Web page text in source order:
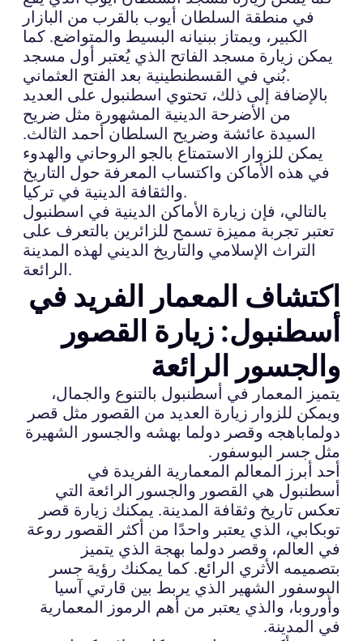
في منطقة السلطان أيوب بالقرب من البازار
الكبير، ويمتاز ببنيانه البسيط والمتواضع. كما
يمكن زيارة مسجد الفاتح الذي يُعتبر أول مسجد
بُني في القسطنطينية بعد الفتح العثماني.
بالإضافة إلى ذلك، تحتوي اسطنبول على العديد
من الأضرحة الدينية المشهورة مثل ضريح
السيدة عائشة وضريح السلطان أحمد الثالث.
يمكن للزوار الاستمتاع بالجو الروحاني والهدوء
في هذه الأماكن واكتساب المعرفة حول التاريخ
والثقافة الدينية في تركيا.
بالتالي، فإن زيارة الأماكن الدينية في اسطنبول
تعتبر تجربة مميزة تسمح للزائرين بالتعرف على
التراث الإسلامي والتاريخ الديني لهذه المدينة
الرائعة.
اكتشاف المعمار الفريد في
أسطنبول: زيارة القصور
والجسور الرائعة
يتميز المعمار في أسطنبول بالتنوع والجمال،
ويمكن للزوار زيارة العديد من القصور مثل قصر
دولماباهجه وقصر دولما بهشه والجسور الشهيرة
مثل جسر البوسفور.
أحد أبرز المعالم المعمارية الفريدة في
أسطنبول هي القصور والجسور الرائعة التي
تعكس تاريخ وثقافة المدينة. يمكنك زيارة قصر
توبكابي، الذي يعتبر واحدًا من أكثر القصور روعة
في العالم، وقصر دولما بهجة الذي يتميز
بتصميمه الأثري الرائع. كما يمكنك رؤية جسر
البوسفور الشهير الذي يربط بين قارتي آسيا
وأوروبا، والذي يعتبر من أهم الرموز المعمارية
في المدينة.